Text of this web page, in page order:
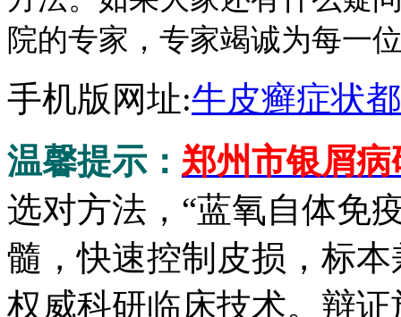
院的专家，专家竭诚为每一
手机版网址:牛皮癣症状
温馨提示： 郑州市银屑病
选对方法，“蓝氧自体免
髓，快速控制皮损，标
权威科研临床技术。辩